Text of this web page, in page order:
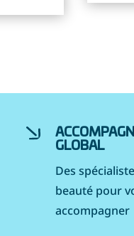
GLOBAL
Des
beauté pour
accompagner